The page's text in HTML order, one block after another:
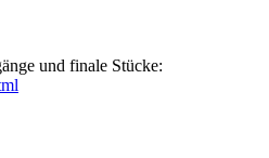
und finale Stücke: